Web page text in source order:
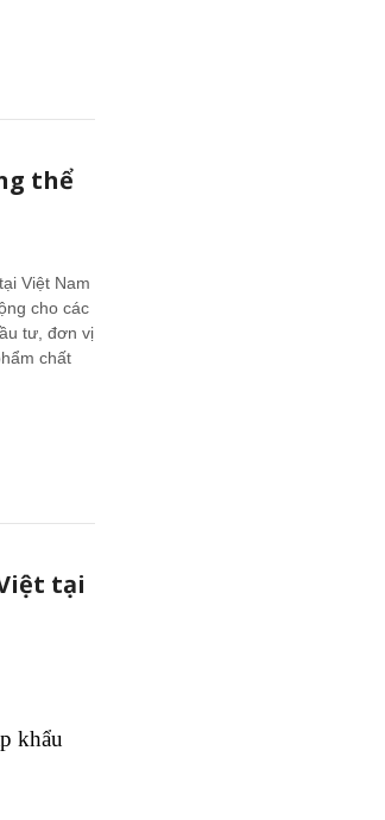
thể
Việt Nam
cho các
tư, đơn vị
chất
tại
khẩu